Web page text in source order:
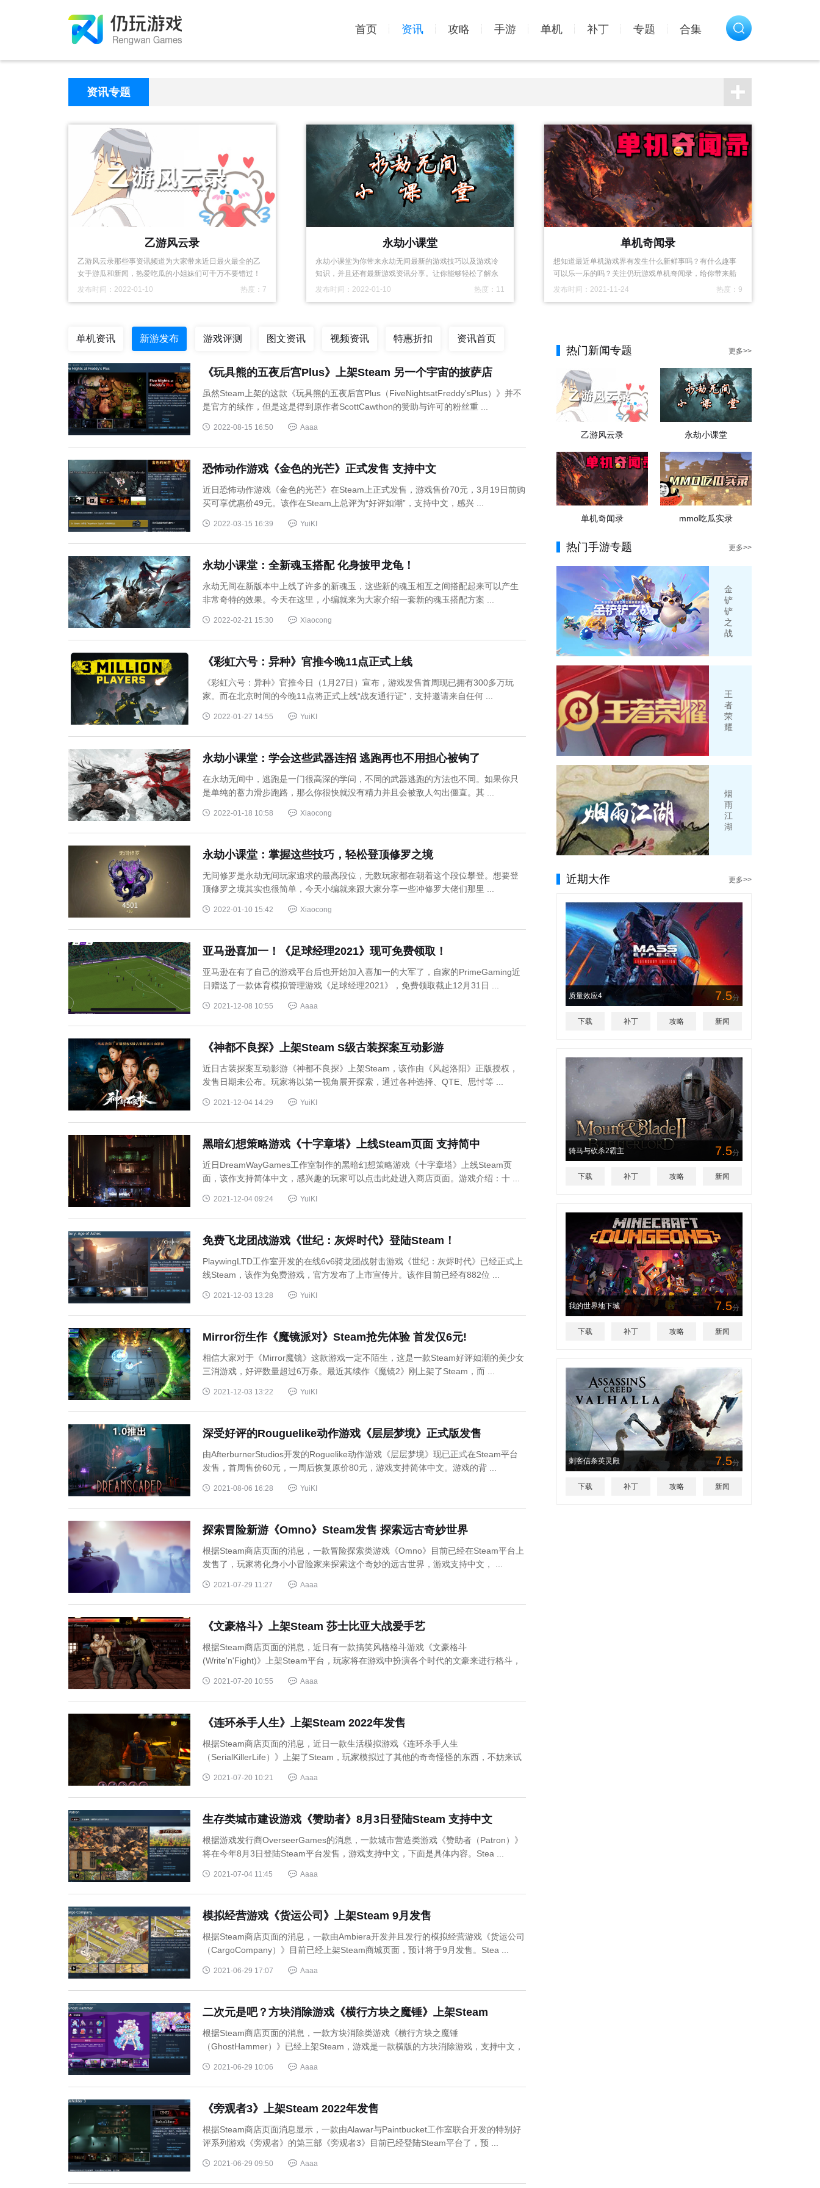
首页 资讯 攻略 手游 单机 补丁 专题 合集
资讯专题
乙游风云录
乙游风云录那些事资讯频道为大家带来近日最火最全的乙
女手游瓜和新闻，热爱吃瓜的小姐妹们可千万不要错过！
...
发布时间：2022-01-10 热度：7
永劫小课堂
永劫小课堂为你带来永劫无间最新的游戏技巧以及游戏冷
知识，并且还有最新游戏资讯分享。让你能够轻松了解永
...
发布时间：2022-01-10 热度：11
单机奇闻录
想知道最近单机游戏界有发生什么新鲜事吗？有什么趣事
可以乐一乐的吗？关注仍玩游戏单机奇闻录，给你带来船
...
发布时间：2021-11-24 热度：9
单机资讯 新游发布 游戏评测 图文资讯 视频资讯 特惠折扣 资讯首页
《玩具熊的五夜后宫Plus》上架Steam 另一个宇宙的披萨店
虽然Steam上架的这款《玩具熊的五夜后宫Plus（FiveNightsatFreddy'sPlus）》并不
是官方的续作，但是这是得到原作者ScottCawthon的赞助与许可的粉丝重 ...
2022-08-15 16:50 Aaaa
恐怖动作游戏《金色的光芒》正式发售 支持中文
近日恐怖动作游戏《金色的光芒》在Steam上正式发售，游戏售价70元，3月19日前购
买可享优惠价49元。该作在Steam上总评为“好评如潮”，支持中文，感兴 ...
2022-03-15 16:39 YuiKI
永劫小课堂：全新魂玉搭配 化身披甲龙龟！
永劫无间在新版本中上线了许多的新魂玉，这些新的魂玉相互之间搭配起来可以产生
非常奇特的效果。今天在这里，小编就来为大家介绍一套新的魂玉搭配方案 ...
2022-02-21 15:30 Xiaocong
《彩虹六号：异种》官推今晚11点正式上线
《彩虹六号：异种》官推今日（1月27日）宣布，游戏发售首周现已拥有300多万玩
家。而在北京时间的今晚11点将正式上线“战友通行证”，支持邀请来自任何 ...
2022-01-27 14:55 YuiKI
永劫小课堂：学会这些武器连招 逃跑再也不用担心被钩了
在永劫无间中，逃跑是一门很高深的学问，不同的武器逃跑的方法也不同。如果你只
是单纯的蓄力滑步跑路，那么你很快就没有精力并且会被敌人勾出僵直。其 ...
2022-01-18 10:58 Xiaocong
永劫小课堂：掌握这些技巧，轻松登顶修罗之境
无间修罗是永劫无间玩家追求的最高段位，无数玩家都在朝着这个段位攀登。想要登
顶修罗之境其实也很简单，今天小编就来跟大家分享一些冲修罗大佬们那里 ...
2022-01-10 15:42 Xiaocong
亚马逊喜加一！《足球经理2021》现可免费领取！
亚马逊在有了自己的游戏平台后也开始加入喜加一的大军了，自家的PrimeGaming近
日赠送了一款体育模拟管理游戏《足球经理2021》，免费领取截止12月31日 ...
2021-12-08 10:55 Aaaa
《神都不良探》上架Steam S级古装探案互动影游
近日古装探案互动影游《神都不良探》上架Steam，该作由《风起洛阳》正版授权，
发售日期未公布。玩家将以第一视角展开探索，通过各种选择、QTE、思忖等 ...
2021-12-04 14:29 YuiKI
黑暗幻想策略游戏《十字章塔》上线Steam页面 支持简中
近日DreamWayGames工作室制作的黑暗幻想策略游戏《十字章塔》上线Steam页
面，该作支持简体中文，感兴趣的玩家可以点击此处进入商店页面。游戏介绍：十 ...
2021-12-04 09:24 YuiKI
免费飞龙团战游戏《世纪：灰烬时代》登陆Steam！
PlaywingLTD工作室开发的在线6v6骑龙团战射击游戏《世纪：灰烬时代》已经正式上
线Steam，该作为免费游戏，官方发布了上市宣传片。该作目前已经有882位 ...
2021-12-03 13:28 YuiKI
Mirror衍生作《魔镜派对》Steam抢先体验 首发仅6元!
相信大家对于《Mirror魔镜》这款游戏一定不陌生，这是一款Steam好评如潮的美少女
三消游戏，好评数量超过6万条。最近其续作《魔镜2》刚上架了Steam，而 ...
2021-12-03 13:22 YuiKI
深受好评的Rouguelike动作游戏《层层梦境》正式版发售
由AfterburnerStudios开发的Roguelike动作游戏《层层梦境》现已正式在Steam平台
发售，首周售价60元，一周后恢复原价80元，游戏支持简体中文。游戏的背 ...
2021-08-06 16:28 YuiKI
探索冒险新游《Omno》Steam发售 探索远古奇妙世界
根据Steam商店页面的消息，一款冒险探索类游戏《Omno》目前已经在Steam平台上
发售了，玩家将化身小小冒险家来探索这个奇妙的远古世界，游戏支持中文， ...
2021-07-29 11:27 Aaaa
《文豪格斗》上架Steam 莎士比亚大战爱手艺
根据Steam商店页面的消息，近日有一款搞笑风格格斗游戏《文豪格斗
(Write'n'Fight)》上架Steam平台，玩家将在游戏中扮演各个时代的文豪来进行格斗，
2021-07-20 10:55 Aaaa
《连环杀手人生》上架Steam 2022年发售
根据Steam商店页面的消息，近日一款生活模拟游戏《连环杀手人生
（SerialKillerLife）》上架了Steam，玩家模拟过了其他的奇奇怪怪的东西，不妨来试
2021-07-20 10:21 Aaaa
生存类城市建设游戏《赞助者》8月3日登陆Steam 支持中文
根据游戏发行商OverseerGames的消息，一款城市营造类游戏《赞助者（Patron）》
将在今年8月3日登陆Steam平台发售，游戏支持中文，下面是具体内容。Stea ...
2021-07-04 11:45 Aaaa
模拟经营游戏《货运公司》上架Steam 9月发售
根据Steam商店页面的消息，一款由Ambiera开发并且发行的模拟经营游戏《货运公司
（CargoCompany）》目前已经上架Steam商城页面，预计将于9月发售。Stea ...
2021-06-29 17:07 Aaaa
二次元是吧？方块消除游戏《横行方块之魔锤》上架Steam
根据Steam商店页面的消息，一款方块消除类游戏《横行方块之魔锤
（GhostHammer）》已经上架Steam，游戏是一款横版的方块消除游戏，支持中文，
2021-06-29 10:06 Aaaa
《旁观者3》上架Steam 2022年发售
根据Steam商店页面消息显示，一款由Alawar与Paintbucket工作室联合开发的特别好
评系列游戏《旁观者》的第三部《旁观者3》目前已经登陆Steam平台了，预 ...
2021-06-29 09:50 Aaaa
热门新闻专题 更多>>
乙游风云录 永劫小课堂
单机奇闻录 mmo吃瓜实录
热门手游专题 更多>>
金
铲
铲
之
战
王
者
荣
耀
烟
雨
江
湖
近期大作 更多>>
质量效应4 7.5分
下载 补丁 攻略 新闻
骑马与砍杀2霸主 7.5分
下载 补丁 攻略 新闻
我的世界地下城 7.5分
下载 补丁 攻略 新闻
刺客信条英灵殿 7.5分
下载 补丁 攻略 新闻